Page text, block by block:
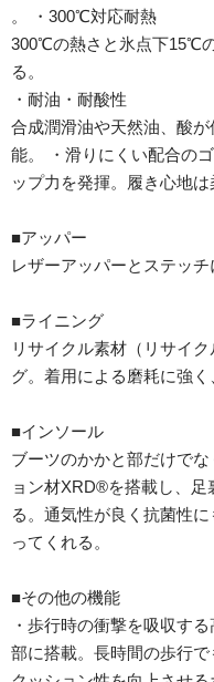
。 ・300℃対応耐熱
300℃の熱さと氷点下15℃
る。
・耐油・耐酸性
合成潤滑油や天然油、酸
能。 ・滑りにくい配合の
ップ力を発揮。履き心地は
■アッパー
レザーアッパーとステッチ
■ライニング
リサイクル素材（リサイ
グ。着用による磨耗に強く
■インソール
ブーツのかかと部だけで
ョン材XRD®を搭載し、
る。通気性が良く抗菌性
ってくれる。
■その他の機能
・歩行時の衝撃を吸収す
部に搭載。長時間の歩行